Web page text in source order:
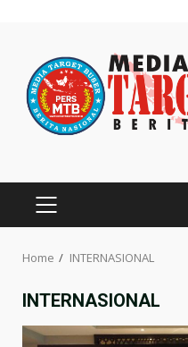
content
PRIMARY
Home INTERNASIONAL
INTERNASIONAL